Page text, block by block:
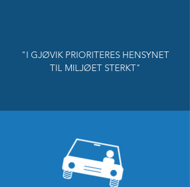
"I GJØVIK PRIORITERES HENSYNET
TIL MILJØET STERKT"